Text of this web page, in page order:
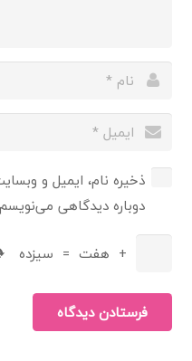
ذخیره نام، ایمیل و
دوباره دیدگاهی
+ هفت = سیزده
فرستادن دیدگاه